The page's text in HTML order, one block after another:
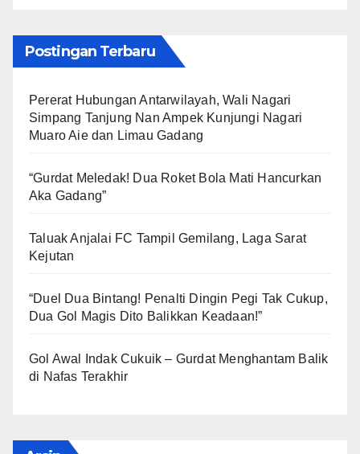
Postingan Terbaru
Pererat Hubungan Antarwilayah, Wali Nagari
Simpang Tanjung Nan Ampek Kunjungi Nagari
Muaro Aie dan Limau Gadang
“Gurdat Meledak! Dua Roket Bola Mati Hancurkan
Aka Gadang”
Taluak Anjalai FC Tampil Gemilang, Laga Sarat
Kejutan
“Duel Dua Bintang! Penalti Dingin Pegi Tak Cukup,
Dua Gol Magis Dito Balikkan Keadaan!”
Gol Awal Indak Cukuik – Gurdat Menghantam Balik
di Nafas Terakhir